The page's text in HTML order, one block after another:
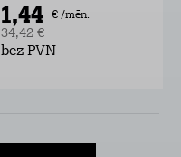
1,44 € /mēn.
34,42 €
bez PVN